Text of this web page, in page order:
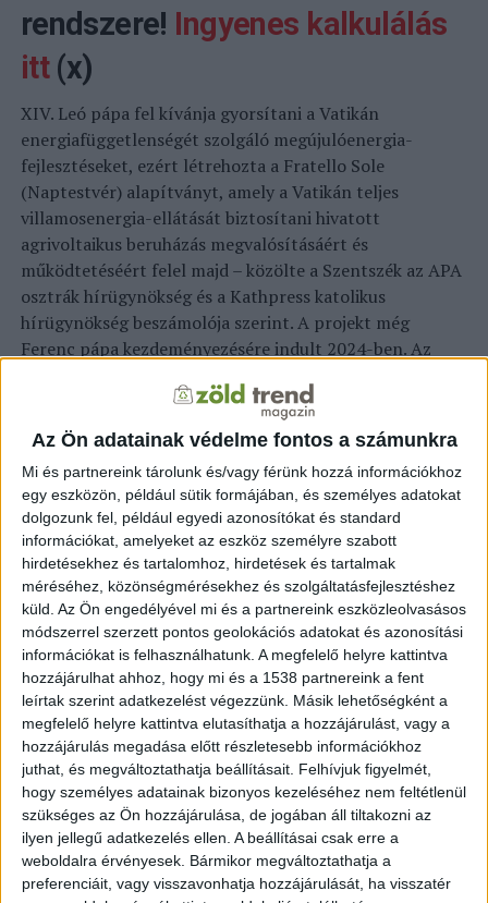
Az Ön adatainak védelme fontos a számunkra
Mi és partnereink tárolunk és/vagy férünk hozzá információkhoz
egy eszközön, például sütik formájában, és személyes adatokat
dolgozunk fel, például egyedi azonosítókat és standard
információkat, amelyeket az eszköz személyre szabott
hirdetésekhez és tartalomhoz, hirdetések és tartalmak
méréséhez, közönségmérésekhez és szolgáltatásfejlesztéshez
küld. Az Ön engedélyével mi és a partnereink eszközleolvasásos
módszerrel szerzett pontos geolokációs adatokat és azonosítási
információkat is felhasználhatunk. A megfelelő helyre kattintva
hozzájárulhat ahhoz, hogy mi és a 1538 partnereink a fent
leírtak szerint adatkezelést végezzünk. Másik lehetőségként a
megfelelő helyre kattintva elutasíthatja a hozzájárulást, vagy a
hozzájárulás megadása előtt részletesebb információkhoz
juthat, és megváltoztathatja beállításait. Felhívjuk figyelmét,
hogy személyes adatainak bizonyos kezeléséhez nem feltétlenül
szükséges az Ön hozzájárulása, de jogában áll tiltakozni az
ilyen jellegű adatkezelés ellen. A beállításai csak erre a
weboldalra érvényesek. Bármikor megváltoztathatja a
preferenciáit, vagy visszavonhatja hozzájárulását, ha visszatér
rendszere! Ingyenes kalkulálás
itt (x)
XIV. Leó pápa fel kívánja gyorsítani a Vatikán
energiafüggetlenségét szolgáló megújulóenergia-
fejlesztéseket, ezért létrehozta a Fratello Sole
(Naptestvér) alapítványt, amely a Vatikán teljes
villamosenergia-ellátását biztosítani hivatott
agrivoltaikus beruházás megvalósításáért és
működtetéséért felel majd – közölte a Szentszék az APA
osztrák hírügynökség és a Kathpress katolikus
hírügynökség beszámolója szerint. A projekt még
Ferenc pápa kezdeményezésére indult 2024-ben. Az
Santa Maria di Galeria térségében, vatikáni tulajdonú
területen épül meg – írja az
alternativenergia.hu
. Az
“agrivoltaika” kifejezés a mezőgazdasági hasznosítást és
a napenergia-termelést egyesíti ugyanazon a területen.
A beruházás helyszíne 424 hektáros, vagyis jóval
nagyobb a Vatikánváros területénél. A területen
működnek a Vatikáni Rádió adótornyai is. Az ingatlan
1951 óta a Szentszék exterritoriális birtoka egy
Olaszországgal kötött megállapodás alapján.
A június 1-jén alapított Fratello Sole alapítvány
feladata lesz az erőmű építése és üzemeltetése,
valamint a Vatikán villamosenergia-termelésének, -
elosztásának, -értékesítésének és ellátásának
felügyelete. Az alapítványt Raffaella Petrini, a
Vatikánvárosi Állam kormányzója, valamint Giordano
Piccinotti érsek, a vatikáni vagyonkezelés vezetője
irányítja. A múlt héten lépett hatályba a Szentszék és az
Olasz Köztársaság között létrejött nemzetközi
szerződés, amely lehetővé teszi a Ponte Galeria